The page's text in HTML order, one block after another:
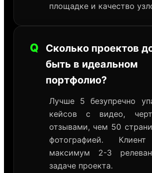
площадке и качество
Q
Сколько проектов
быть в идеальном
портфолио?
Лучше 5 безупречно
кейсов с видео,
отзывами, чем 50
фотографией.
максимум 2-3
задаче проекта.